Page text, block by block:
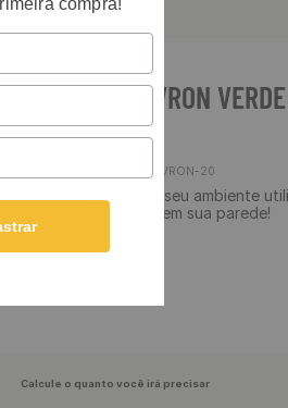
ADESIVO CHEVRON
CM
CHEVRON-20
Lavável - Transforme seu ambiente
essa linda estampa em sua parede!
Calcule o quanto você irá precisar
compra!